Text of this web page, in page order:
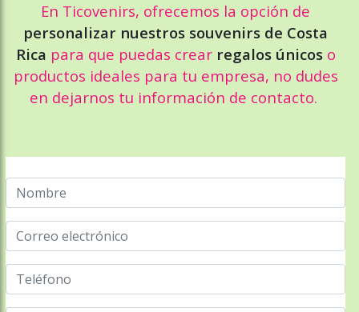
En Ticovenirs, ofrecemos la opción de
personalizar nuestros souvenirs de Costa
Rica para que puedas crear regalos únicos o
productos ideales para tu empresa, no dudes
en dejarnos tu información de contacto.